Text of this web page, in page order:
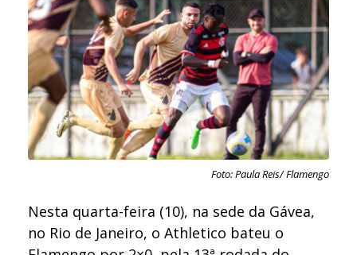
Foto: Paula Reis/ Flamengo
Nesta quarta-feira (10), na sede da Gávea,
no Rio de Janeiro, o Athletico bateu o